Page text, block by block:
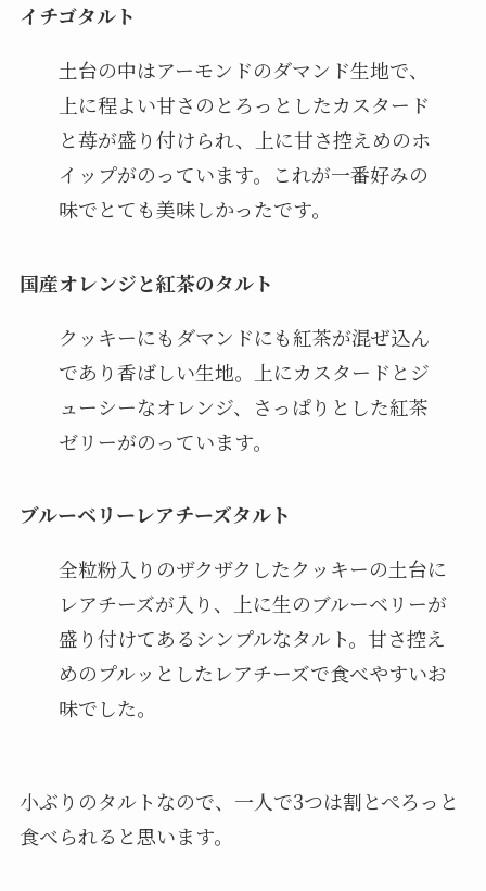
イチゴタルト
土台の中はアーモンドのダマンド生地で、
上に程よい甘さのとろっとしたカスタード
と苺が盛り付けられ、上に甘さ控えめのホ
イップがのっています。これが一番好みの
味でとても美味しかったです。
国産オレンジと紅茶のタルト
クッキーにもダマンドにも紅茶が混ぜ込ん
であり香ばしい生地。上にカスタードとジ
ューシーなオレンジ、さっぱりとした紅茶
ゼリーがのっています。
ブルーベリーレアチーズタルト
全粒粉入りのザクザクしたクッキーの土台に
レアチーズが入り、上に生のブルーベリーが
盛り付けてあるシンプルなタルト。甘さ控え
めのプルッとしたレアチーズで食べやすいお
味でした。
小ぶりのタルトなので、一人で3つは割とぺろっと
食べられると思います。